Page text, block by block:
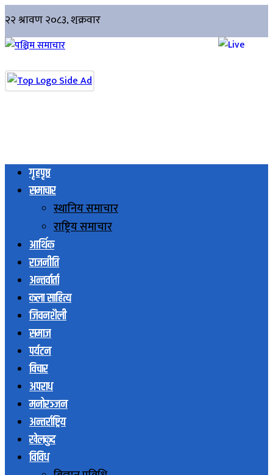
गृहपृष्ठ
समाचार
स्थानिय समाचार
राष्ट्रिय समाचार
आर्थिक
राजनीति
अन्तर्वार्ता
कला साहित्य
जिवनशैली
समाज
पर्यटन
विचार
अपराध
मनोरञ्जन
अन्तर्राष्ट्रिय
खेलकुद
विविध